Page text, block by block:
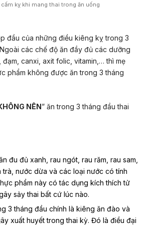
kỵ khi mang thai trong ăn uống
đầu của những điều kiêng kỵ trong 3
các chế độ ăn đầy đủ các dưỡng
đạm, canxi, axit folic, vitamin,… thì mẹ
phẩm không được ăn trong 3 tháng
NÊN” ăn trong 3 tháng đầu thai
đu đủ xanh, rau ngót, rau răm, rau sam,
trà, nước dừa và các loại nước có tính
phẩm này có tác dụng kích thích tử
sảy thai bất cứ lúc nào.
3 tháng đầu chính là kiêng ăn đào và
xuất huyết trong thai kỳ. Đó là điều đại